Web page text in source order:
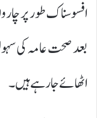
افسوسناک طور پر
بعد صحت عامہ کی
اٹھائے جا رہے ہیں۔